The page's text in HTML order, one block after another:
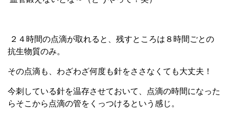
２４時間の点滴が取れると、残すところは８時間ごとの
抗生物質のみ。
その点滴も、わざわざ何度も針をささなくても大丈夫！
今刺している針を温存させておいて、点滴の時間になった
らそこから点滴の管をくっつけるという感じ。